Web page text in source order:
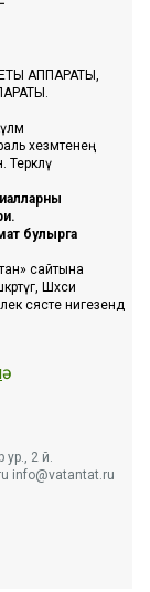
АППАРАТЫ,
хезмәтенең
Теркәлү
булырга
сайтына
Шәхси
сәясәте нигезендә
2 й.
info@vatantat.ru